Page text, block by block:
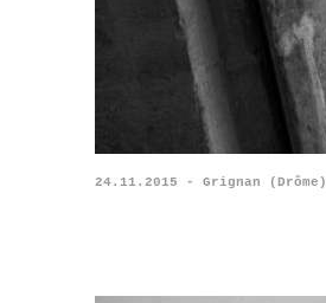
24.11.2015 - Grignan (Drôme)